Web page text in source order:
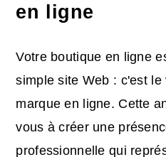
en ligne
Votre boutique en ligne
simple site Web : c'est le
marque en ligne. Cette
vous à créer une
professionnelle qui